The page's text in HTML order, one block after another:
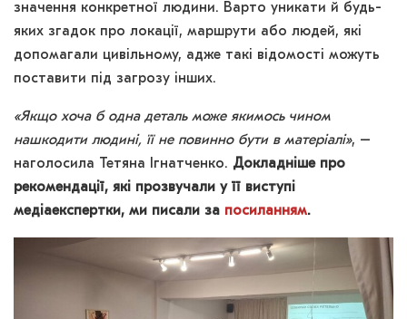
значення конкретної людини. Варто уникати й будь-
яких згадок про локації, маршрути або людей, які
допомагали цивільному, адже такі відомості можуть
поставити під загрозу інших.
«Якщо хоча б одна деталь може якимось чином
нашкодити людині, її не повинно бути в матеріалі», –
наголосила Тетяна Ігнатченко. Докладніше про
рекомендації, які прозвучали у її виступі
медіаекспертки, ми писали за посиланням.